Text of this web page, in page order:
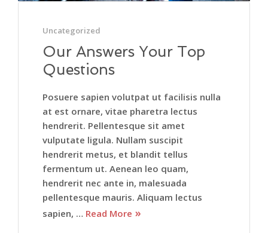
Uncategorized
Our Answers Your Top
Questions
Posuere sapien volutpat ut facilisis nulla
at est ornare, vitae pharetra lectus
hendrerit. Pellentesque sit amet
vulputate ligula. Nullam suscipit
hendrerit metus, et blandit tellus
fermentum ut. Aenean leo quam,
hendrerit nec ante in, malesuada
pellentesque mauris. Aliquam lectus
sapien, … Read More